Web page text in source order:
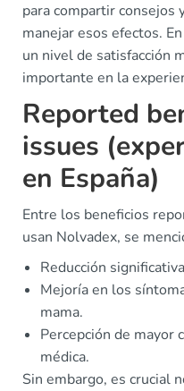
para compartir consejos
manejar esos efectos.
un nivel de satisfacción
importante en la
Reported
issues
en España)
Entre los beneficios
usan Nolvadex, se
Reducción
Mejoría en los
mama.
Percepción de mayor
médica.
Sin embargo, es crucial